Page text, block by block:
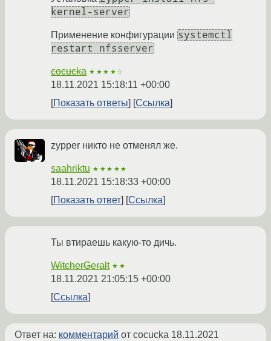
kernel-server
Применение конфигурации systemctl
restart nfsserver
cocucka ★★★★☆
18.11.2021 15:18:11 +00:00
Показать ответы
Ссылка
zypper никто не отменял же.
saahriktu ★★★★★
18.11.2021 15:18:33 +00:00
Показать ответ
Ссылка
Ты втираешь какую-то дичь.
WitcherGeralt ★★
18.11.2021 21:05:15 +00:00
Ссылка
Ответ на: комментарий от cocucka 18.11.2021